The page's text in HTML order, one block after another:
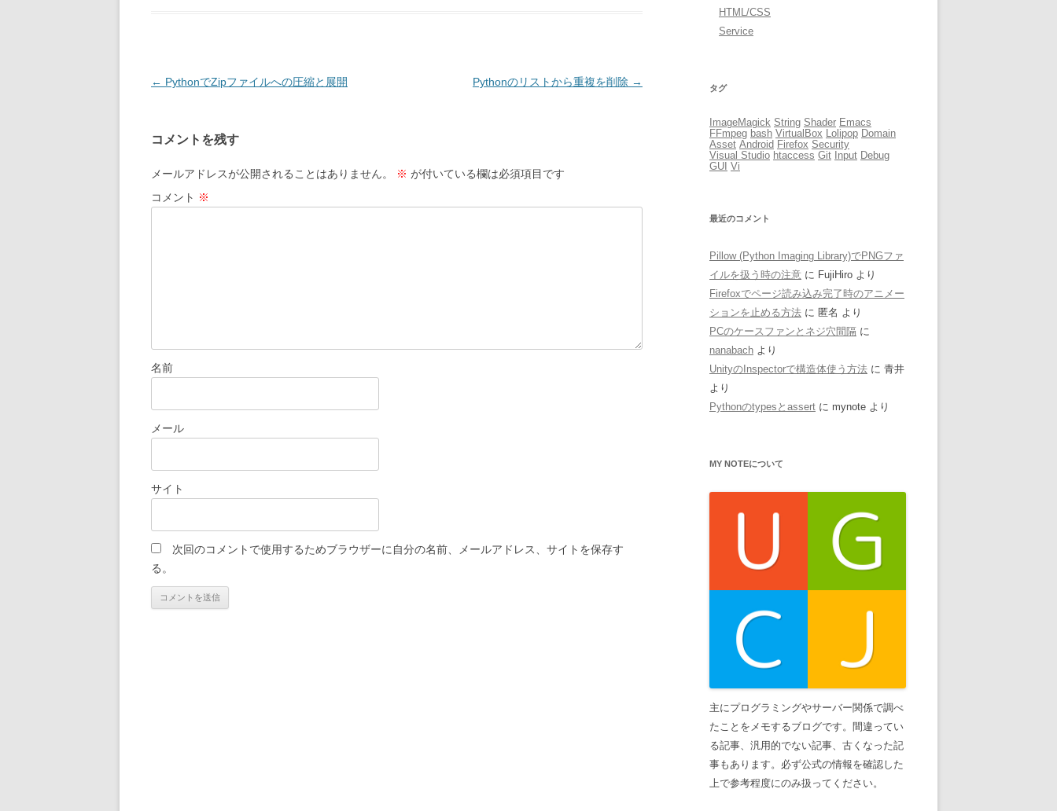
投
ビ
ゲ
ー
← PythonでZipファイルへの圧縮と展開 Pythonのリストから重複を削除 →
コメントを残す
メールアドレスが公開されることはありません。 ※ が付いている欄は必須項目です
コメント ※
名前
メール
サイト
次回のコメントで使用するためブラウザーに自分の名前、メールアドレス、サイトを保存す
る。
HTML/CSS
Service
タグ
ImageMagick String Shader Emacs
FFmpeg bash VirtualBox Lolipop Domain
Asset Android Firefox Security
Visual Studio htaccess Git Input Debug
GUI Vi
最近のコメント
Pillow (Python Imaging Library)でPNGファ
イルを扱う時の注意 に FujiHiro より
Firefoxでページ読み込み完了時のアニメー
ションを止める方法 に 匿名 より
PCのケースファンとネジ穴間隔 に
nanabach より
UnityのInspectorで構造体使う方法 に 青井
より
Pythonのtypesとassert に mynote より
MY NOTEについて
主にプログラミングやサーバー関係で調べ
たことをメモするブログです。間違ってい
る記事、汎用的でない記事、古くなった記
事もあります。必ず公式の情報を確認した
上で参考程度にのみ扱ってください。